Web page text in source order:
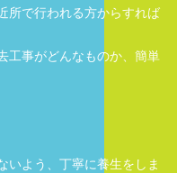
所で行われる方からすれば
工事がどんなものか、簡単
いよう、丁寧に養生をしま